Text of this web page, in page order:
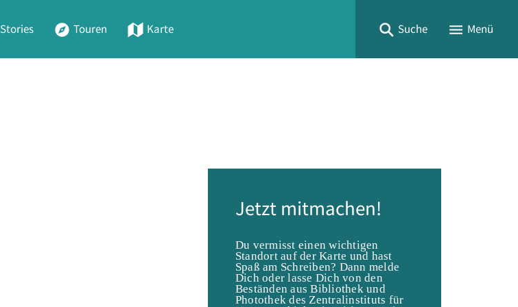
Stories Touren Karte Suche Menü
Jetzt mitmachen!
Du vermisst einen wichtigen
Standort auf der Karte und hast
Spaß am Schreiben? Dann melde
Dich oder lasse Dich von den
Beständen aus Bibliothek und
Photothek des Zentralinstituts für